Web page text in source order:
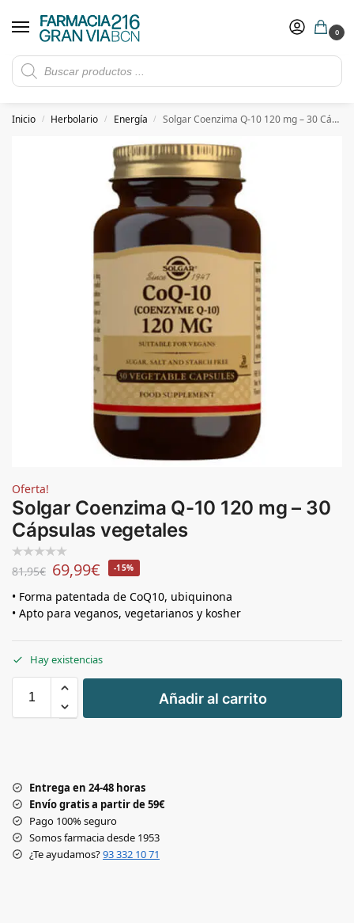
0
Rebajas de verano hasta -30%
​ 5€ de descuento con el cupón 5GRANVIA (compras superiores a 150€)
Inicio / Herbolario / Energía / Solgar Coenzima Q-10 120 mg – 30 Cápsulas vegetales
Oferta!
Solgar Coenzima Q-10 120 mg – 30
Cápsulas vegetales
81,95€ 69,99€ -15%
• Forma patentada de CoQ10, ubiquinona
• Apto para veganos, vegetarianos y kosher
Hay existencias
+
-
Añadir al carrito
Entrega en 24-48 horas
Envío gratis a partir de 59€
Pago 100% seguro
Somos farmacia desde 1953
¿Te ayudamos?93 332 10 71